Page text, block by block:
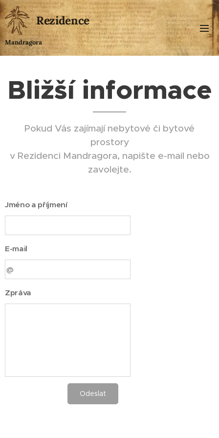
Rezidence
Mandragora
Bližší informace
Pokud Vás zajímají nebytové či bytové
prostory
v Rezidenci Mandragora, napište e-mail nebo
zavolejte.
Jméno a příjmení
E-mail
Zpráva
Odeslat